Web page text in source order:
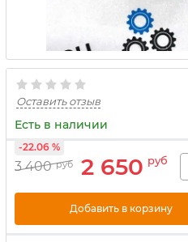
Оставить отзыв
Есть в наличии
3 400 руб 2 650 руб
-22.06 %
Добавить в корзину